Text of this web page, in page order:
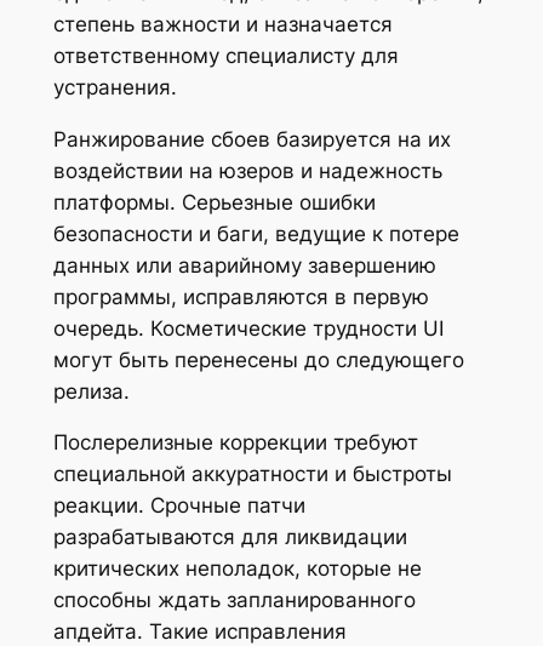
степень важности и назначается
ответственному специалисту для
устранения.
Ранжирование сбоев базируется на их
воздействии на юзеров и надежность
платформы. Серьезные ошибки
безопасности и баги, ведущие к потере
данных или аварийному завершению
программы, исправляются в первую
очередь. Косметические трудности UI
могут быть перенесены до следующего
релиза.
Послерелизные коррекции требуют
специальной аккуратности и быстроты
реакции. Срочные патчи
разрабатываются для ликвидации
критических неполадок, которые не
способны ждать запланированного
апдейта. Такие исправления